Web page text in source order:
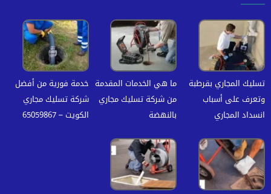
تسليك المجاري بقرطبة
وتعرف على أسباب
انسداد المجاري
ما هي الخدمات المقدمة
من شركة تسليك مجاري
بالنهضة
خدمة فورية من أفضل
شركة تسليك مجاري
الكويت – 65059867